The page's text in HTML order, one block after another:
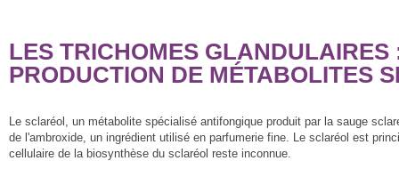
LES TRICHOMES
PRODUCTION DE MÉTABOLITES
Le sclaréol, un métabolite spécialisé antifongique produit par la sauge
de l'ambroxide, un ingrédient utilisé en parfumerie fine. Le sclaréol est
cellulaire de la biosynthèse du sclaréol reste inconnue.